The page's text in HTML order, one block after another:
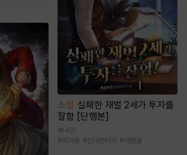
소설 실패한 재벌 2세가 투자를
잘함 [단행본]
4만
#회귀물 #현대판타지 #재벌물